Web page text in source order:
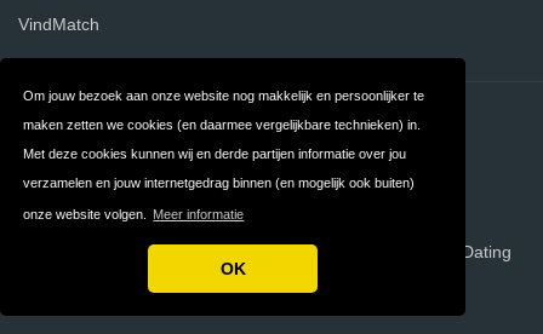
Om jouw bezoek aan onze website nog makkelijk en persoonlijker te
maken zetten we cookies (en daarmee vergelijkbare technieken) in.
Met deze cookies kunnen wij en derde partijen informatie over jou
verzamelen en jouw internetgedrag binnen (en mogelijk ook buiten)
onze website volgen. Meer informatie
OK
VindMatch
Contact
Privacy
Algemene
FAQ
Copyright © 2026 Datereview.nl | Vergelijk DatingSites - Dating
Site Reviews